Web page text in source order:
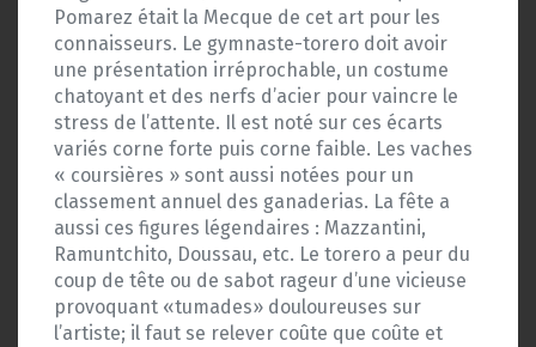
Pomarez était la Mecque de cet art pour les
connaisseurs. Le gymnaste-torero doit avoir
une présentation irréprochable, un costume
chatoyant et des nerfs d’acier pour vaincre le
stress de l’attente. Il est noté sur ces écarts
variés corne forte puis corne faible. Les vaches
« coursières » sont aussi notées pour un
classement annuel des ganaderias. La fête a
aussi ces figures légendaires : Mazzantini,
Ramuntchito, Doussau, etc. Le torero a peur du
coup de tête ou de sabot rageur d’une vicieuse
provoquant «tumades» douloureuses sur
l’artiste; il faut se relever coûte que coûte et